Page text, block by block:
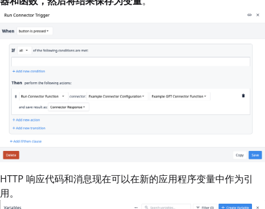
HTTP 响应代码和消息现在可以在新的应用程序变量中作为引
用。